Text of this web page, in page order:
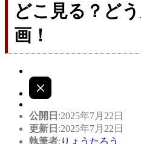
どこ見る？ど
画！
公開日 :2025年7月22日
更新日 :2025年7月22日
執筆者: りょうたろう